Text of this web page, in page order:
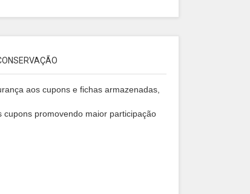
aos cupons e fichas armazenadas,
promovendo maior participação